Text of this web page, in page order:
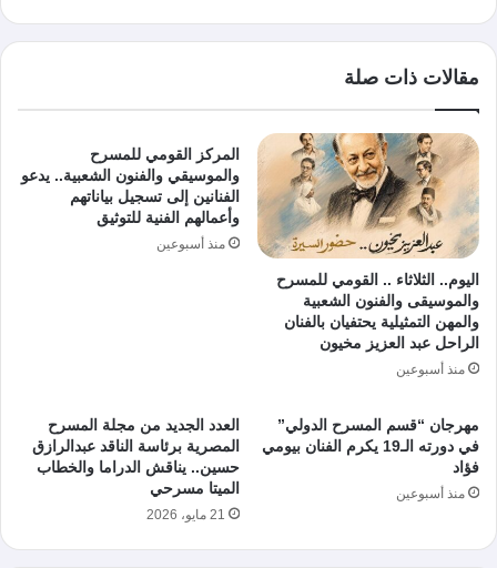
مقالات ذات صلة
اليوم.. الثلاثاء .. القومي للمسرح
والموسيقى والفنون الشعبية
والمهن التمثيلية يحتفيان بالفنان
الراحل عبد العزيز مخيون
منذ أسبوعين
المركز القومي للمسرح
والموسيقي والفنون الشعبية.. يدعو
الفنانين إلى تسجيل بياناتهم
وأعمالهم الفنية للتوثيق
منذ أسبوعين
مهرجان “قسم المسرح الدولي”
في دورته الـ19 يكرم الفنان بيومي
فؤاد
منذ أسبوعين
العدد الجديد من مجلة المسرح
المصرية برئاسة الناقد عبدالرازق
حسين.. يناقش الدراما والخطاب
الميتا مسرحي
21 مايو، 2026